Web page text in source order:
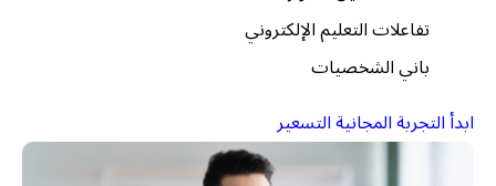
تفاعلات التعليم الإلكتروني
باني الشخصيات
ابدأ التجربة المجانيةالتسعير